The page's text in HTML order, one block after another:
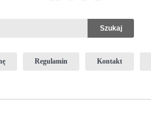
Regulamin Kontakt